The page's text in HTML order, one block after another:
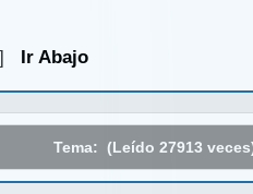
] Ir Abajo
Tema: (Leído 27913